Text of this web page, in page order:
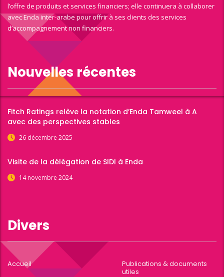
l’offre de produits et services financiers; elle continuera à collaborer
avec Enda inter-arabe pour offrir à ses clients des services
d’accompagnement non financiers.
Nouvelles récentes
Fitch Ratings relève la notation d’Enda Tamweel à A
avec des perspectives stables
26 décembre 2025
Visite de la délégation de SIDI à Enda
14 novembre 2024
Divers
Accueil
Publications & documents
utiles